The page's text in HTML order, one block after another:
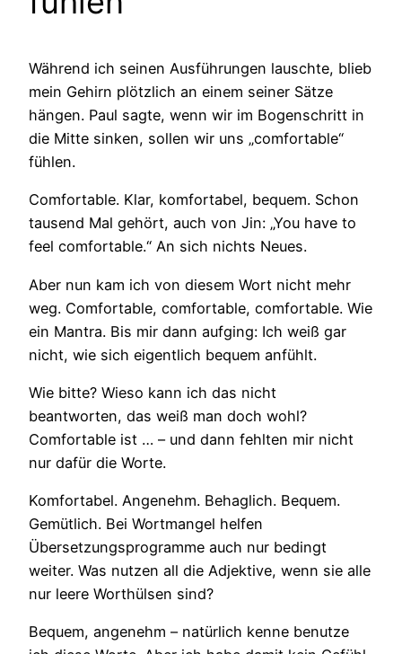
Während ich seinen Ausführungen lauschte, blieb
mein Gehirn plötzlich an einem seiner Sätze
hängen. Paul sagte, wenn wir im Bogenschritt in
die Mitte sinken, sollen wir uns „comfortable“
fühlen.
Comfortable. Klar, komfortabel, bequem. Schon
tausend Mal gehört, auch von Jin: „You have to
feel comfortable.“ An sich nichts Neues.
Aber nun kam ich von diesem Wort nicht mehr
weg. Comfortable, comfortable, comfortable. Wie
ein Mantra. Bis mir dann aufging: Ich weiß gar
nicht, wie sich eigentlich bequem anfühlt.
Wie bitte? Wieso kann ich das nicht
beantworten, das weiß man doch wohl?
Comfortable ist … – und dann fehlten mir nicht
nur dafür die Worte.
Komfortabel. Angenehm. Behaglich. Bequem.
Gemütlich. Bei Wortmangel helfen
Übersetzungsprogramme auch nur bedingt
weiter. Was nutzen all die Adjektive, wenn sie alle
nur leere Worthülsen sind?
Bequem, angenehm – natürlich kenne benutze